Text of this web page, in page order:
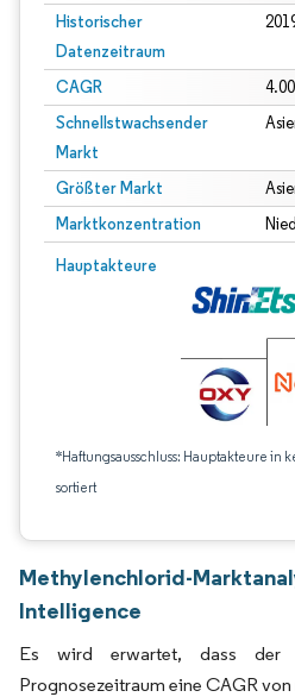
Historischer
Datenzeitraum
CAGR
Schnellstwachsender
Markt
Größter Markt
Marktkonzentration
Hauptakteure
*Haftungsausschluss: Hauptakteure in
sortiert
Methylenchlorid-
Intelligence
Es wird erwartet, dass der
Prognosezeitraum eine CAGR von